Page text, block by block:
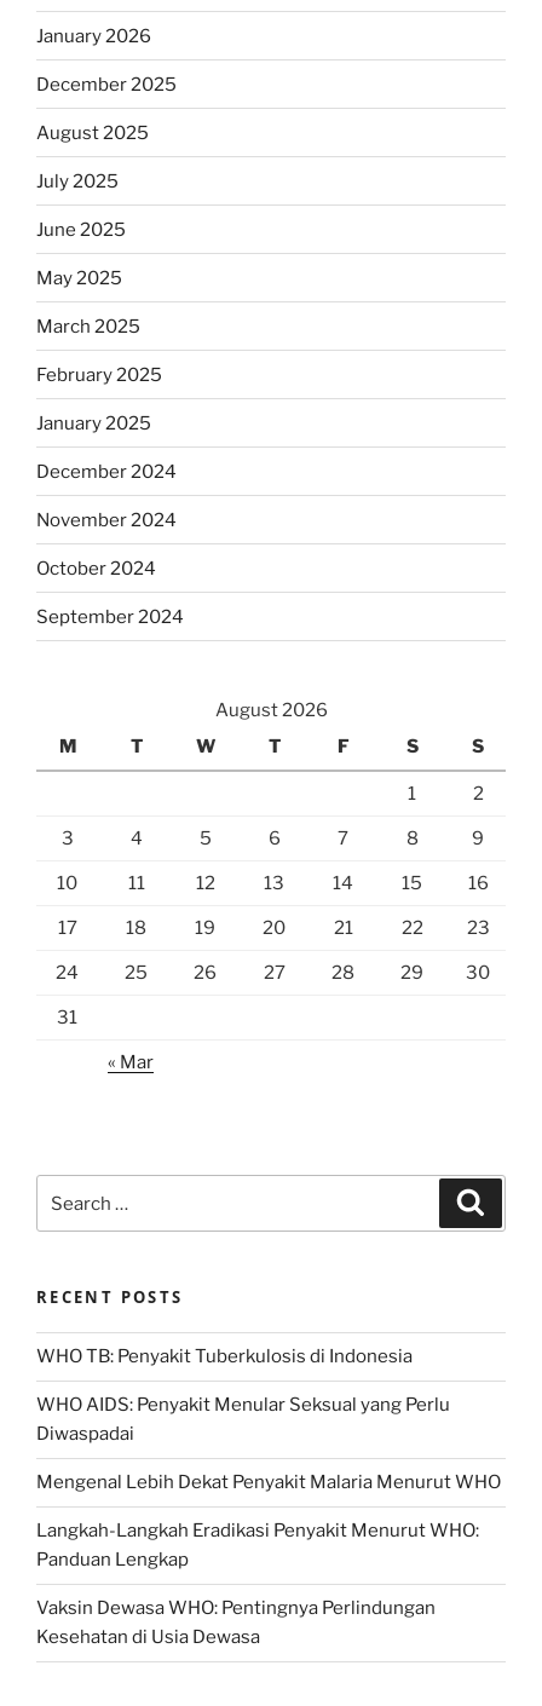
January 2026
December 2025
August 2025
July 2025
June 2025
May 2025
March 2025
February 2025
January 2025
December 2024
November 2024
October 2024
September 2024
August 2026
M
T W T F S S
1 2
3 4 5 6 7 8 9
10 11 12 13 14 15 16
17 18 19 20 21 22 23
24 25 26 27 28 29 30
31
« Mar
for:
RECENT POSTS
WHO TB: Penyakit Tuberkulosis di Indonesia
WHO AIDS: Penyakit Menular Seksual yang Perlu
Diwaspadai
Mengenal Lebih Dekat Penyakit Malaria Menurut WHO
Langkah-Langkah Eradikasi Penyakit Menurut WHO:
Panduan Lengkap
Vaksin Dewasa WHO: Pentingnya Perlindungan
Kesehatan di Usia Dewasa